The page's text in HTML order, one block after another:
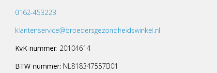
0162-453223
klantenservice@broedersgezondheidswinkel.nl
KvK-nummer: 20104614
BTW-nummer: NL818347557B01